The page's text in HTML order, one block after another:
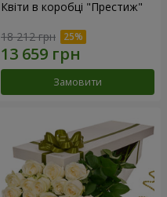
Квіти в коробці "Престиж"
18 212 грн
Замовити